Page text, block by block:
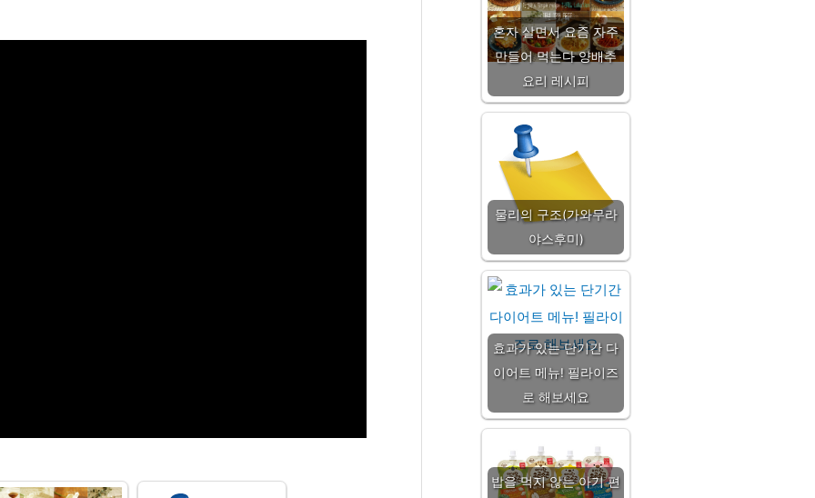
혼자 살면서 요즘 자주
만들어 먹는다 양배추
요리 레시피
물리의 구조(가와무라
야스후미)
효과가 있는 단기간 다
이어트 메뉴! 필라이즈
로 해보세요
밥을 먹지 않는 아기 편